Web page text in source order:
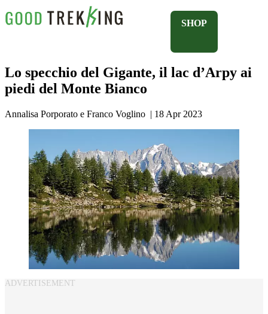
SHOP
Lo specchio del Gigante, il lac d’Arpy ai
piedi del Monte Bianco
Annalisa Porporato e Franco Voglino | 18 Apr 2023